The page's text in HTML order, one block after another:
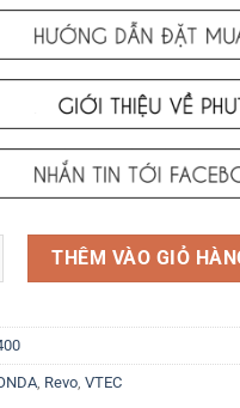
pha Đồng hồ … Honda
THÊM VÀO GIỎ
Revo ,VTEC